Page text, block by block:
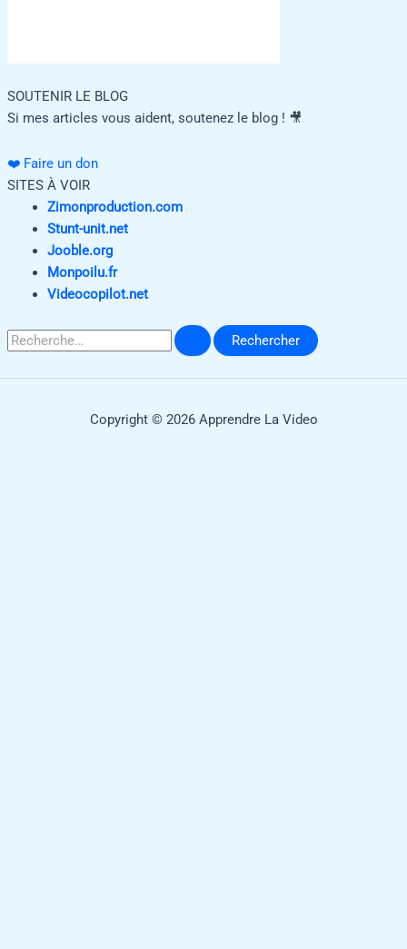
SOUTENIR LE BLOG
Si mes articles vous aident, soutenez le blog ! 🎥
❤️ Faire un don
SITES À VOIR
Zimonproduction.com
Stunt-unit.net
Jooble.org
Monpoilu.fr
Videocopilot.net
Rechercher :
Copyright © 2026 Apprendre La Video